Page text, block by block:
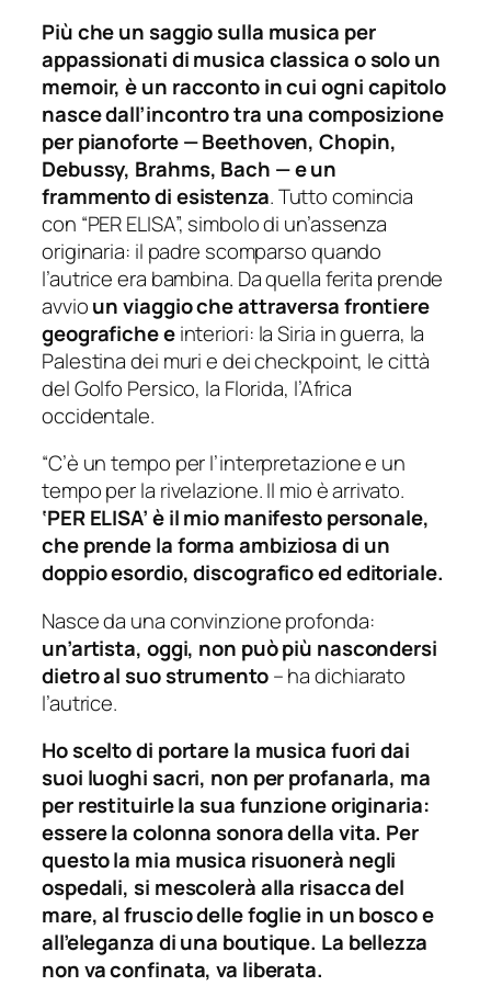
Più che un saggio sulla musica per
appassionati di musica classica o solo un
memoir, è un racconto in cui ogni capitolo
nasce dall’incontro tra una composizione
per pianoforte — Beethoven, Chopin,
Debussy, Brahms, Bach — e un
frammento di esistenza. Tutto comincia
con “PER ELISA”, simbolo di un’assenza
originaria: il padre scomparso quando
l’autrice era bambina. Da quella ferita prende
avvioun viaggio che attraversa frontiere
geografiche einteriori: la Siria in guerra, la
Palestina dei muri e dei checkpoint, le città
del Golfo Persico, la Florida, l’Africa
occidentale.
“C’è un tempo per l’interpretazione e un
tempo per la rivelazione. Il mio è arrivato.
‘PER ELISA’ è il mio manifesto personale,
che prende la forma ambiziosa di un
doppio esordio, discografico ed editoriale.
Nasce da una convinzione profonda:
un’artista, oggi, non può più nascondersi
dietro al suo strumento– ha dichiarato
l’autrice.
Ho scelto di portare la musica fuori dai
suoi luoghi sacri, non per profanarla, ma
per restituirle la sua funzione originaria:
essere la colonna sonora della vita. Per
questo la mia musica risuonerà negli
ospedali, si mescolerà alla risacca del
mare, al fruscio delle foglie in un bosco e
all’eleganza di una boutique. La bellezza
non va confinata, va liberata.